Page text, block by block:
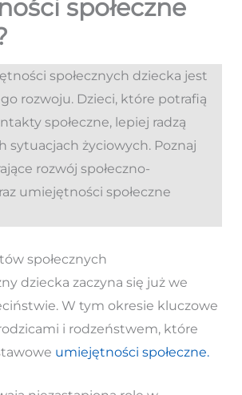
społeczne
społecznych dziecka jest
rozwoju. Dzieci, które potrafią
społeczne, lepiej radzą
sytuacjach życiowych. Poznaj
rozwój społeczno-
umiejętności społeczne
społecznych
dziecka zaczyna się już we
W tym okresie kluczowe
i rodzeństwem, które
umiejętności społeczne.